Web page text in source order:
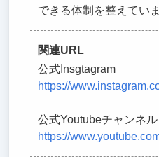
できる体制を整えていま
関連URL
公式Insgtagram
https://
公式Youtubeチャンネル
https://